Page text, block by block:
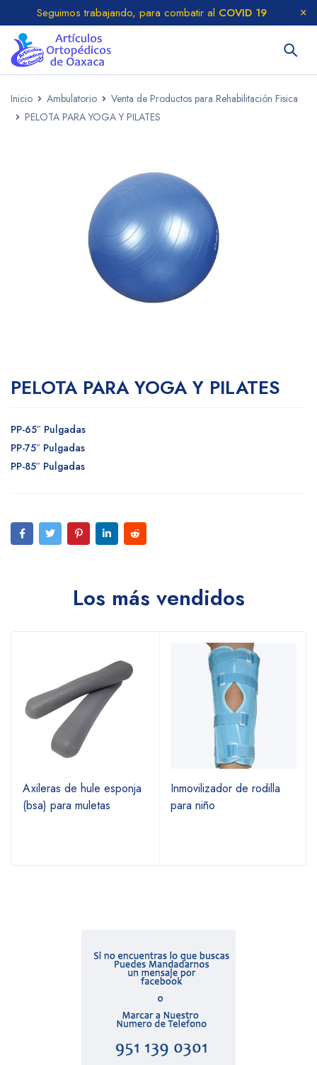
Seguimos trabajando, para combatir al COVID 19
Inicio Ambulatorio
Venta de Productos para Rehabilitación Fisica
PELOTA PARA YOGA Y PILATES
PELOTA PARA YOGA Y PILATES
PP-65″ Pulgadas
PP-75″ Pulgadas
PP-85″ Pulgadas
Los más vendidos
Axileras de hule esponja
(bsa) para muletas
Inmovilizador de rodilla
para niño